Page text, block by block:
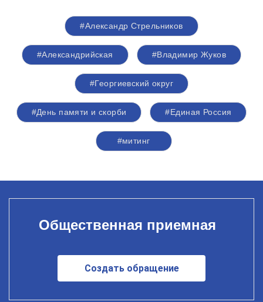
#Александр Стрельников
#Александрийская #Владимир Жуков
#Георгиевский округ
#День памяти и скорби #Единая Россия
#митинг
Общественная приемная
Создать обращение